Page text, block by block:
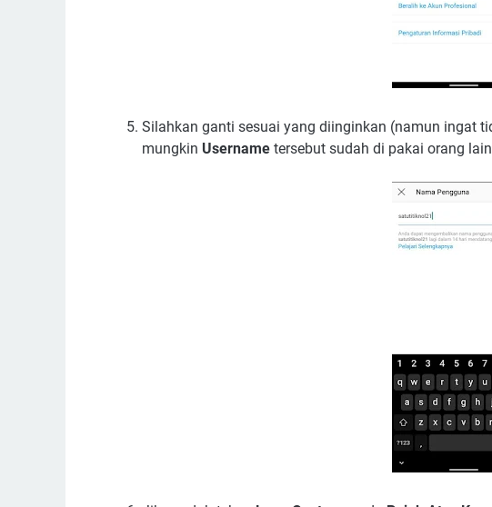
Silahkan ganti sesuai yang diinginkan (namun ingat
mungkin Username tersebut sudah di pakai orang